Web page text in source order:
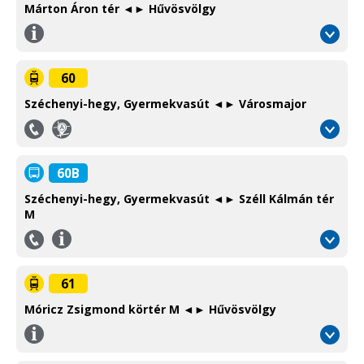
Márton Áron tér ◄► Hűvösvölgy
Információ
Information
60
Széchenyi-hegy, Gyermekvasút ◄► Városmajor
Igényvezérelt
közlekedés
On-
demand
service
Budapest
gyorsvasúti
vonalai
és
villamoshálózata
Metro,
suburban
railway
and
tram
network
in
Budapest
60B
Széchenyi-hegy, Gyermekvasút ◄► Széll Kálmán tér
M
Telefon
Phone
Információ
Information
61
Móricz Zsigmond körtér M ◄► Hűvösvölgy
Információ